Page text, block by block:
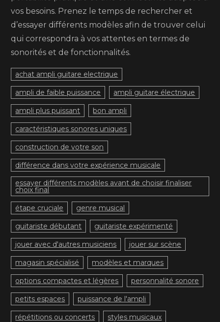
vos besoins. Prenez le temps de rechercher et
d’essayer différents modèles afin de trouver celui
qui correspondra à vos attentes en termes de
sonorités et de fonctionnalités.
achat ampli guitare electrique
ampli de faible puissance ampli guitare électrique
ampli plus puissant bon ampli
caractéristiques sonores uniques
construction de votre son
différence dans votre expérience musicale
essayer différents modèles avant de choisir finaliser
choix final
étape cruciale genre musical
guitariste débutant guitariste expérimenté
jouer avec d'autres musiciens jouer sur scène
magasin spécialisé modèles et marques
options compactes et légères personnalité sonore
petits espaces puissance de l'ampli
répétitions ou concerts styles musicaux